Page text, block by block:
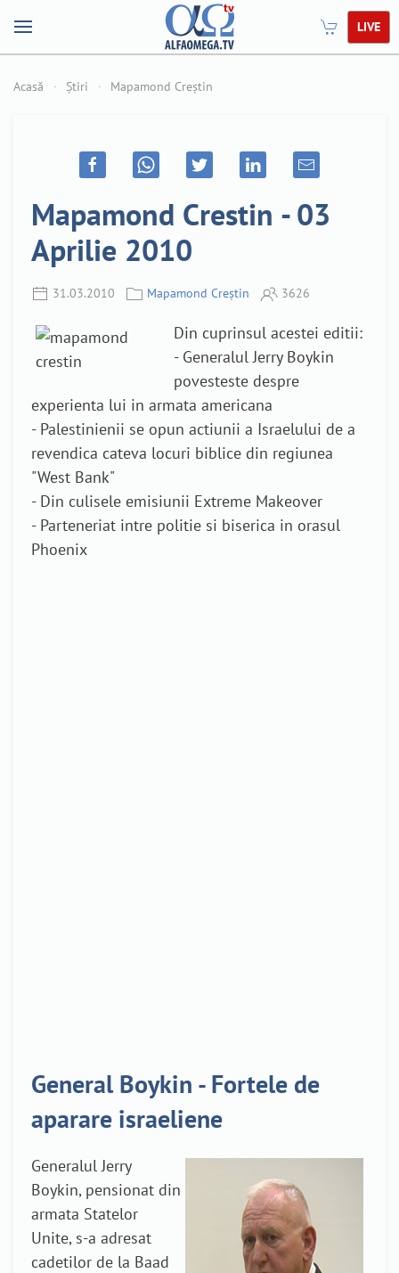
LIVE
Acasă Știri Mapamond Creștin
Mapamond Crestin - 03
Aprilie 2010
31.03.2010 Mapamond Creștin 3626
Din cuprinsul acestei editii:
- Generalul Jerry Boykin
povesteste despre
experienta lui in armata americana
- Palestinienii se opun actiunii a Israelului de a
revendica cateva locuri biblice din regiunea
"West Bank"
- Din culisele emisiunii Extreme Makeover
- Parteneriat intre politie si biserica in orasul
Phoenix
General Boykin - Fortele de
aparare israeliene
Generalul Jerry
Boykin, pensionat din
armata Statelor
Unite, s-a adresat
cadetilor de la Baad